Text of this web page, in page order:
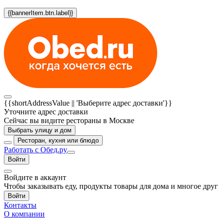
{{bannerItem.btn.label}}
{{shortAddressValue || 'Выберите адрес доставки'}}
Уточните адрес доставки
Сейчас вы видите рестораны в Москве
Выбрать улицу и дом
Ресторан, кухня или блюдо
Работать с Обед.ру
Войти
Войдите в аккаунт
Чтобы заказывать еду, продукты товары для дома и многое
Войти
Контакты
О компании